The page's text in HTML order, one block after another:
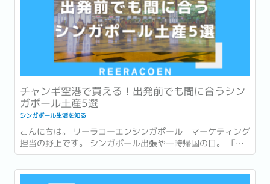
チャンギ空港で買える！出発前でも間に合うシン
ガポール土産5選
シンガポール生活を知る
こんにちは。 リーラコーエンシンガポール マーケティング
担当の野上です。 シンガポール出張や一時帰国の日。 「最
後まで打合せや商談が入っていて、市内でお土産を買う時間
がなかった…。」 「一時帰国ギリギリまで予定が詰まってい
てお土産が買えなかった…。」 このような経験はありません